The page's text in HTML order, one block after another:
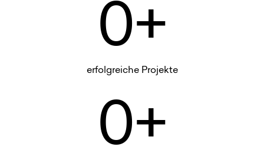
0+
erfolgreiche Projekte
0+